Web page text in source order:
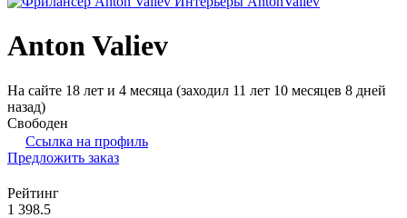
Anton Valiev
На сайте 18 лет и 4 месяца (заходил 11 лет 10 месяцев 8 дней
назад)
Свободен
Ссылка на профиль
Предложить заказ
Рейтинг
1 398.5